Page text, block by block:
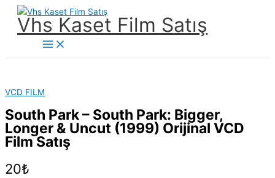
İçeriğe
Vhs Kaset Film Satış
Main
Menu
VCD FILM
South Park – South Park: Bigger,
Longer & Uncut (1999) Orijinal VCD
Film Satış
20₺